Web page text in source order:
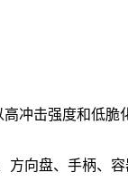
冲击强度和低脆
向盘、手柄、容